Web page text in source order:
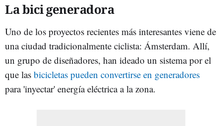
La bici generadora
Uno de los proyectos recientes más interesantes viene de
una ciudad tradicionalmente ciclista: Ámsterdam. Allí,
un grupo de diseñadores, han ideado un sistema por el
que las bicicletas pueden convertirse en generadores
para 'inyectar' energía eléctrica a la zona.